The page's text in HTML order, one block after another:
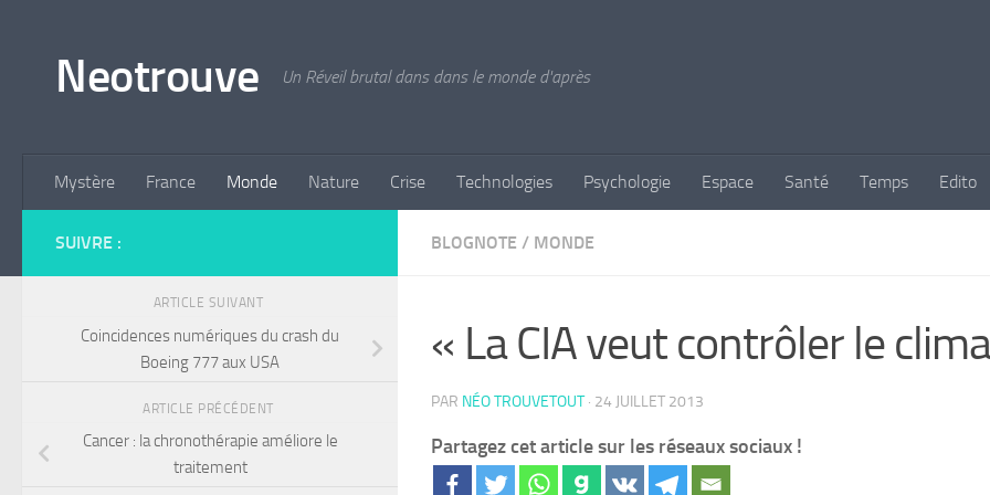
Neotrouve Un Réveil brutal dans dans le monde d'après
Mystère France Monde Nature Crise Technologies Psychologie Espace Santé Temps Edito
BLOGNOTE / MONDE
« La CIA veut contrôler le
PAR NÉO TROUVETOUT · 24 JUILLET 2013
Partagez cet article sur les réseaux sociaux !
SUIVRE :
ARTICLE SUIVANT
Coincidences numériques du crash du
Boeing 777 aux USA
ARTICLE PRÉCÉDENT
Cancer : la chronothérapie améliore le
traitement